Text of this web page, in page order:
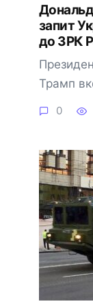
запит
до ЗРК
Трамп
0